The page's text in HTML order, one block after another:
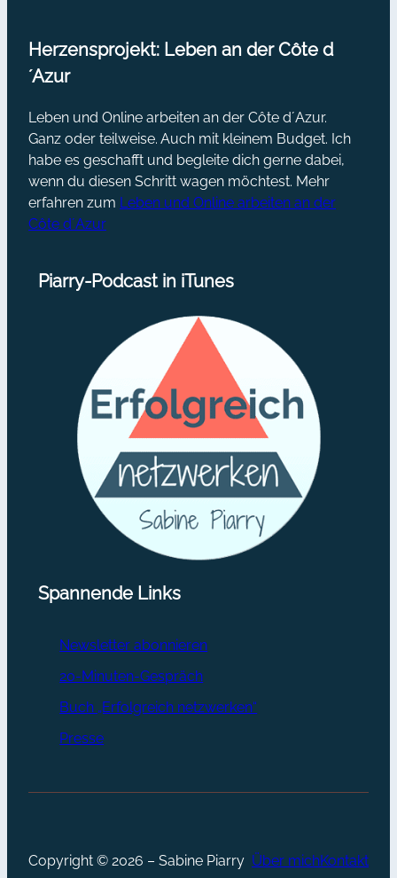
Herzensprojekt: Leben an der Côte d
´Azur
Leben und Online arbeiten an der Côte d´Azur.
Ganz oder teilweise. Auch mit kleinem Budget. Ich
habe es geschafft und begleite dich gerne dabei,
wenn du diesen Schritt wagen möchtest. Mehr
erfahren zum Leben und Online arbeiten an der
Côte d´Azur
Piarry-Podcast in iTunes
Spannende Links
Newsletter abonnieren
20-Minuten-Gespräch
Buch „Erfolgreich netzwerken“
Presse
Copyright © 2026 – Sabine Piarry Über michKontakt